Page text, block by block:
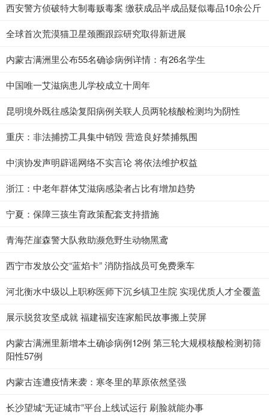
西安警方侦破特大制毒贩毒案 缴获成品半成品疑似毒品10余公斤
全球首次荒漠猫卫星颈圈跟踪研究取得新进展
内蒙古满洲里公布55名确诊病例详情：有26名学生
中国唯一艾滋病患儿学校成立十周年
昆明境外既往感染复阳病例关联人员两轮核酸检测均为阴性
重庆：非法捕捞工具集中销毁 营造良好禁捕氛围
中演协发声明辟谣网络不实言论 将依法维护权益
浙江：中老年群体艾滋病感染者占比有增加趋势
宁夏：保障三孩生育政策配套支持措施
青海茫崖森警大队救助濒危野生动物黑鸢
西宁市发放公交“蓝焰卡” 消防指战员可免费乘车
河北衡水中级以上职称医师下沉乡镇卫生院 实现优质人才全覆盖
展示脱贫攻坚成就 福建福安连家船民故事搬上荧屏
内蒙古满洲里新增本土确诊病例12例 第三轮大规模核酸检测初筛
阳性57例
内蒙古连遭疫情来袭：寒冬里的草原依然坚强
长沙望城“无证城市”平台上线试运行 刷脸就能办事